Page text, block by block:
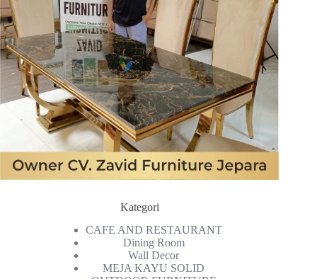
Kategori
CAFE AND RESTAURANT
Dining Room
Wall Decor
MEJA KAYU SOLID